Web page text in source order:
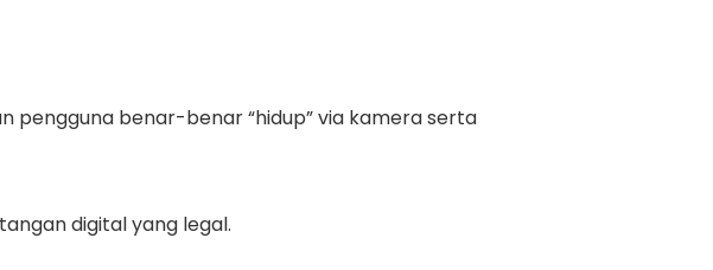
pengguna benar-benar “hidup” via kamera serta
digital yang legal.